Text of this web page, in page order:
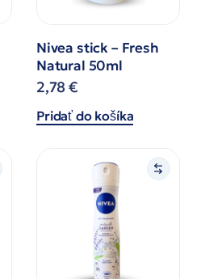
Nivea stick – Fresh
Natural 50ml
2,78€
Pridať do košíka